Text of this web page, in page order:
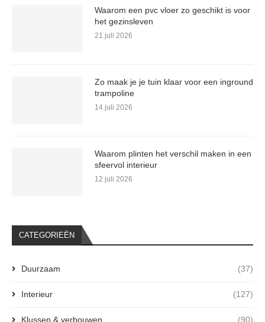
Waarom een pvc vloer zo geschikt is voor
het gezinsleven
21 juli 2026
Zo maak je je tuin klaar voor een inground
trampoline
14 juli 2026
Waarom plinten het verschil maken in een
sfeervol interieur
12 juli 2026
CATEGORIEËN
Duurzaam (37)
Interieur (127)
Klussen & verbouwen (90)